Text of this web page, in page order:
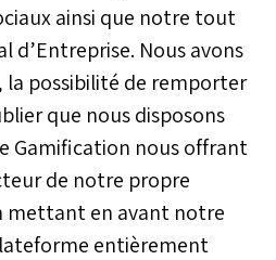
ainsi que notre tout
d’Entreprise. Nous avons
la possibilité de remporter
que nous disposons
Gamification nous offrant
de notre propre
mettant en avant notre
entièrement